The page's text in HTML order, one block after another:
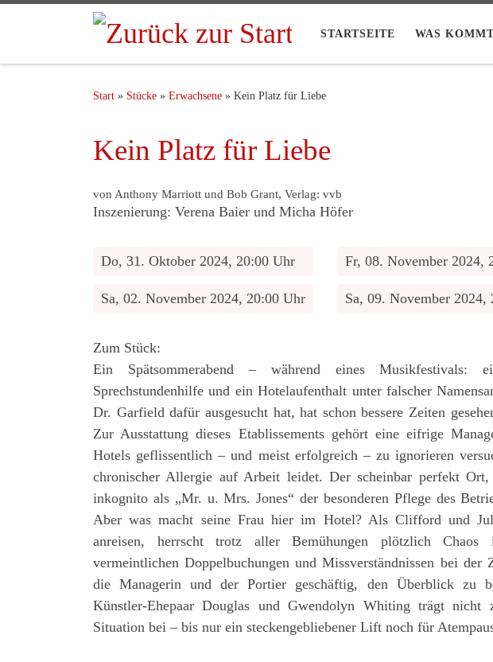
STARTSEITE WAS
Start » Stücke » Erwachsene » Kein Platz für Liebe
Kein Platz für Liebe
von Anthony Marriott und Bob Grant, Verlag: vvb
Inszenierung: Verena Baier und Micha Höfer
Do, 31. Oktober 2024, 20:00 Uhr
Sa, 02. November 2024, 20:00 Uhr
Fr, 08. November 2024,
Sa, 09. November 2024,
Zum Stück:
Ein Spätsommerabend – während eines Musikfestivals:
Sprechstundenhilfe und ein Hotelaufenthalt unter falscher
Dr. Garfield dafür ausgesucht hat, hat schon bessere Zeiten
Zur Ausstattung dieses Etablissements gehört eine eifrige
Hotels geflissentlich – und meist erfolgreich – zu ignorieren
chronischer Allergie auf Arbeit leidet. Der scheinbar perfekt
inkognito als „Mr. u. Mrs. Jones“ der besonderen Pflege des
Aber was macht seine Frau hier im Hotel? Als Clifford und
anreisen, herrscht trotz aller Bemühungen plötzlich
vermeintlichen Doppelbuchungen und Missverständnissen bei der
die Managerin und der Portier geschäftig, den Überblick zu
Künstler-Ehepaar Douglas und Gwendolyn Whiting trägt nicht
Situation bei – bis nur ein steckengebliebener Lift noch für